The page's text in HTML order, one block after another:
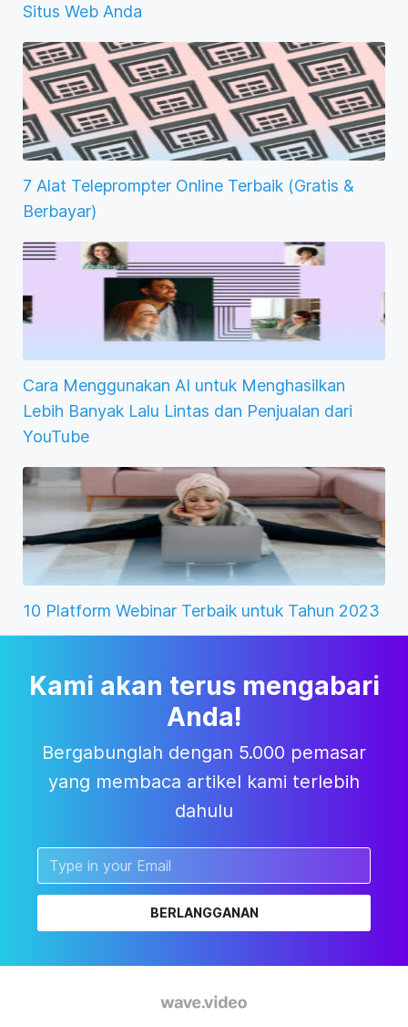
Situs Web Anda
7 Alat Teleprompter Online Terbaik (Gratis &
Berbayar)
Cara Menggunakan AI untuk Menghasilkan
Lebih Banyak Lalu Lintas dan Penjualan dari
YouTube
10 Platform Webinar Terbaik untuk Tahun 2023
Kami akan terus mengabari
Anda!
Bergabunglah dengan 5.000 pemasar
yang membaca artikel kami terlebih
dahulu
BERLANGGANAN